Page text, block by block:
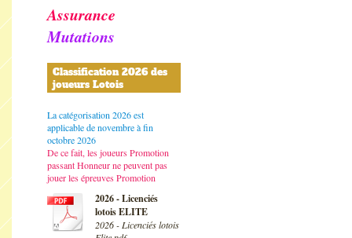
Assurance
Mutations
Classification 2026 des
joueurs Lotois
La catégorisation 2026 est
applicable de novembre à fin
octobre 2026
De ce fait, les joueurs Promotion
passant Honneur ne peuvent pas
jouer les épreuves Promotion
2026 - Licenciés
lotois ELITE
2026 - Licenciés lotois